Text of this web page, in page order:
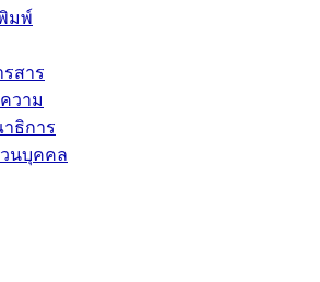
มพ์
รสาร
วาม
ธิการ
นบุคคล